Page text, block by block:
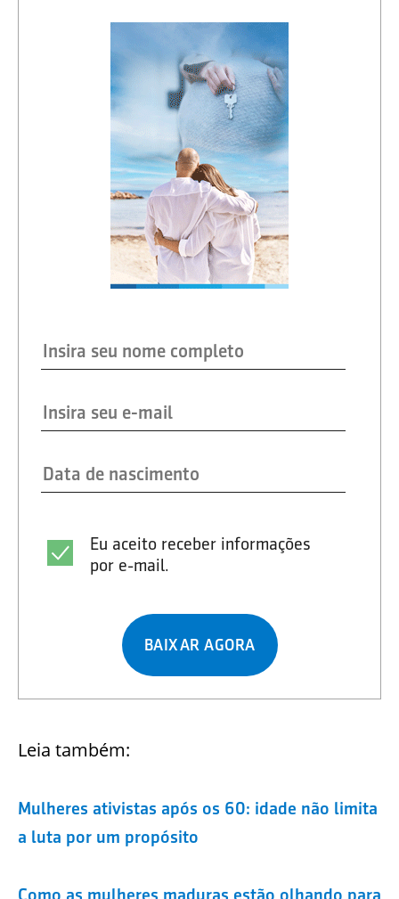
Eu aceito receber informações
por e-mail.
BAIXAR AGORA
Leia também:
Mulheres ativistas após os 60: idade não limita
a luta por um propósito
Como as mulheres maduras estão olhando para